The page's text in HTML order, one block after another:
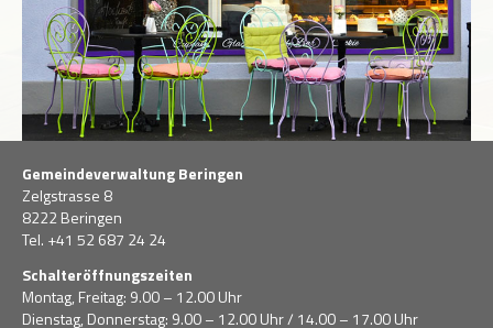
Gemeindeverwaltung Beringen
Zelgstrasse 8
8222 Beringen
Tel. +41 52 687 24 24
Schalteröffnungszeiten
Montag, Freitag: 9.00 – 12.00 Uhr
Dienstag, Donnerstag: 9.00 – 12.00 Uhr / 14.00 – 17.00 Uhr